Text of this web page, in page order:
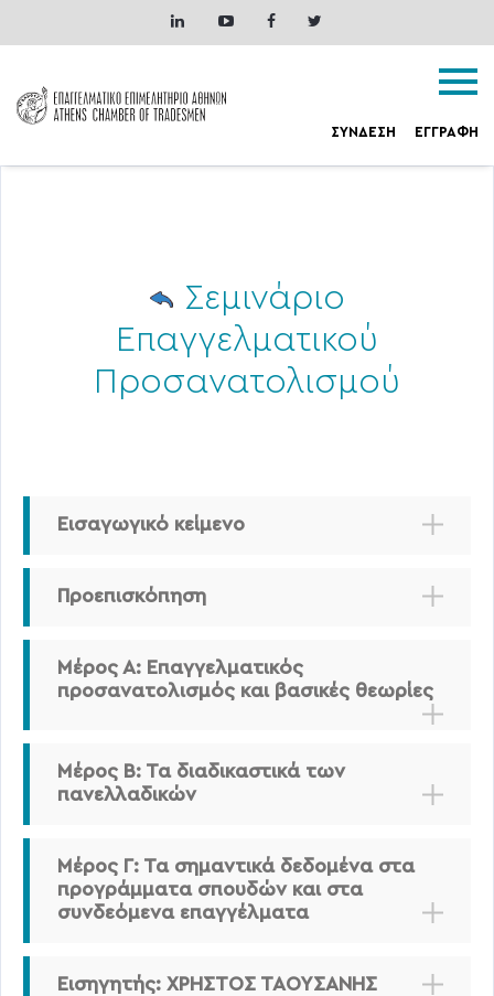
ΣΥΝΔΕΣΗ ΕΓΓΡΑΦΗ
Σεμινάριο
Επαγγελματικού
Προσανατολισμού
Εισαγωγικό κείμενο
Προεπισκόπηση
Μέρος Α: Επαγγελματικός
προσανατολισμός και βασικές θεωρίες
Μέρος Β: Τα διαδικαστικά των
πανελλαδικών
Μέρος Γ: Τα σημαντικά δεδομένα στα
προγράμματα σπουδών και στα
συνδεόμενα επαγγέλματα
Εισηγητής: ΧΡΗΣΤΟΣ ΤΑΟΥΣΑΝΗΣ